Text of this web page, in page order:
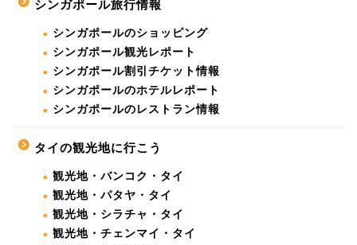
シンガポール旅行情報
シンガポールのショッピング
シンガポール観光レポート
シンガポール割引チケット情報
シンガポールのホテルレポート
シンガポールのレストラン情報
タイの観光地に行こう
観光地・バンコク・タイ
観光地・パタヤ・タイ
観光地・シラチャ・タイ
観光地・チェンマイ・タイ